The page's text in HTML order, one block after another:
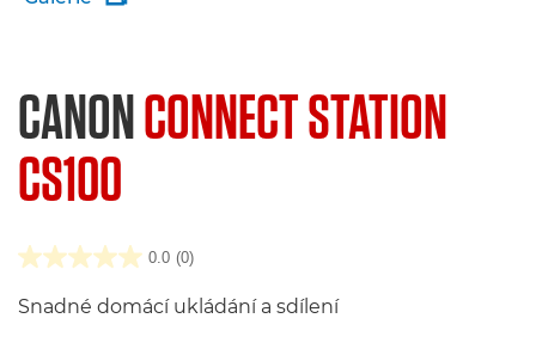
CANONCONNECT STATION
CS100
0.0 (0)
Snadné domácí ukládání a sdílení